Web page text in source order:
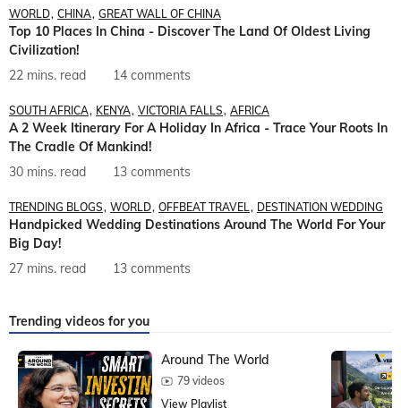
WORLD CHINA GREAT WALL OF CHINA
Top 10 Places In China - Discover The Land Of Oldest Living
Civilization!
22 mins. read
14 comments
SOUTH AFRICA KENYA VICTORIA FALLS AFRICA
A 2 Week Itinerary For A Holiday In Africa - Trace Your Roots In
The Cradle Of Mankind!
30 mins. read
13 comments
TRENDING BLOGS WORLD OFFBEAT TRAVEL DESTINATION WEDDING
Handpicked Wedding Destinations Around The World For Your
Big Day!
27 mins. read
13 comments
Trending videos for you
Around The World
79 videos
View Playlist